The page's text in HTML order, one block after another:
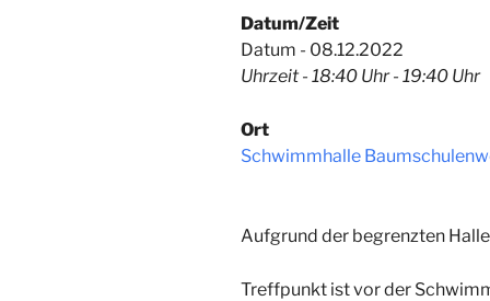
Datum/Zeit
Datum - 08.12.2022
Uhrzeit - 18:40 Uhr - 19:40 Uhr
Ort
Schwimmhalle
Aufgrund der begrenzten
Treffpunkt ist vor der